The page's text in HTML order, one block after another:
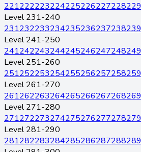
221222223224225226227228229
Level 231-240
231232233234235236237238239
Level 241-250
241242243244245246247248249
Level 251-260
251252253254255256257258259
Level 261-270
261262263264265266267268269
Level 271-280
271272273274275276277278279
Level 281-290
281282283284285286287288289